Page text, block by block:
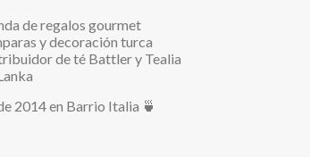
de regalos gourmet
y decoración turca
de té Battler y Tealia
2014 en Barrio Italia 🍵